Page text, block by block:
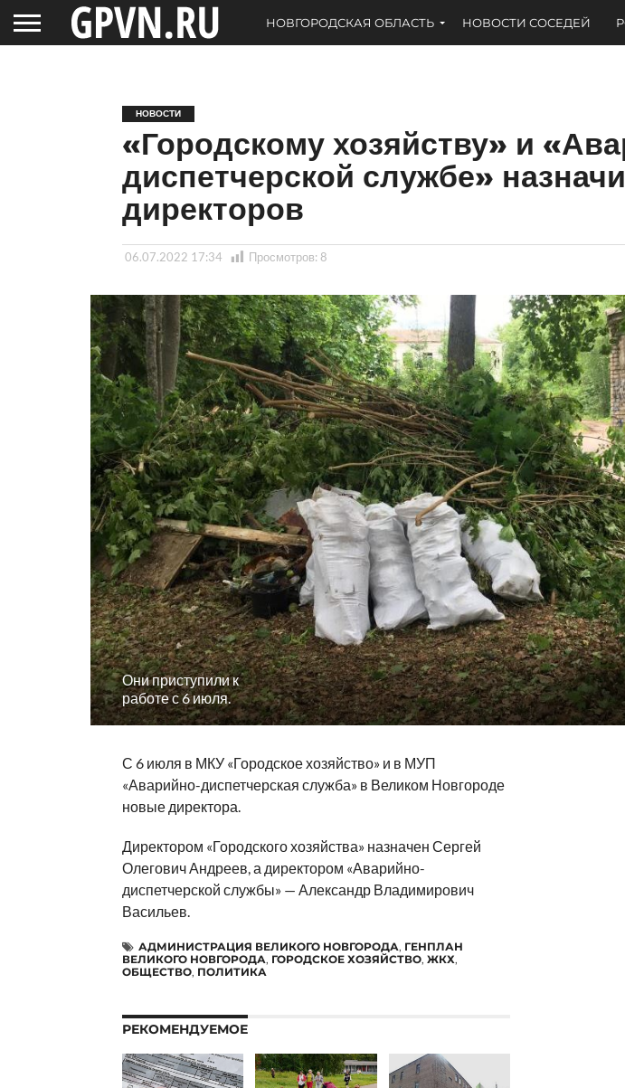
НОВГОРОДСКАЯ ОБЛАСТЬ НОВОСТИ СОСЕДЕЙ
НОВОСТИ
«Городскому хозяйству» и
диспетчерской службе»
директоров
06.07.2022 17:34 Просмотров: 8
Они приступили к
работе с 6 июля.
С 6 июля в МКУ «Городское хозяйство» и в МУП
«Аварийно-диспетчерская служба» в Великом Новгороде
новые директора.
Директором «Городского хозяйства» назначен Сергей
Олегович Андреев, а директором «Аварийно-
диспетчерской службы» — Александр Владимирович
Васильев.
АДМИНИСТРАЦИЯ ВЕЛИКОГО НОВГОРОДА, ГЕНПЛАН
ВЕЛИКОГО НОВГОРОДА, ГОРОДСКОЕ ХОЗЯЙСТВО, ЖКХ,
ОБЩЕСТВО, ПОЛИТИКА
РЕКОМЕНДУЕМОЕ